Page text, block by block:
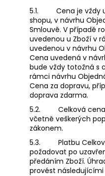
5.1.
Cena je vždy
shopu, v návrhu
Smlouvě. V případě
uvedenou u Zboží v
uvedenou v návrhu
Cena uvedená v
bude vždy totožná s
rámci návrhu
Cena za dopravu,
doprava zdarma.
5.2.
Celková
včetně veškerých
zákonem.
5.3.
Platbu
požadovat po
předáním Zboží.
provést následujícími